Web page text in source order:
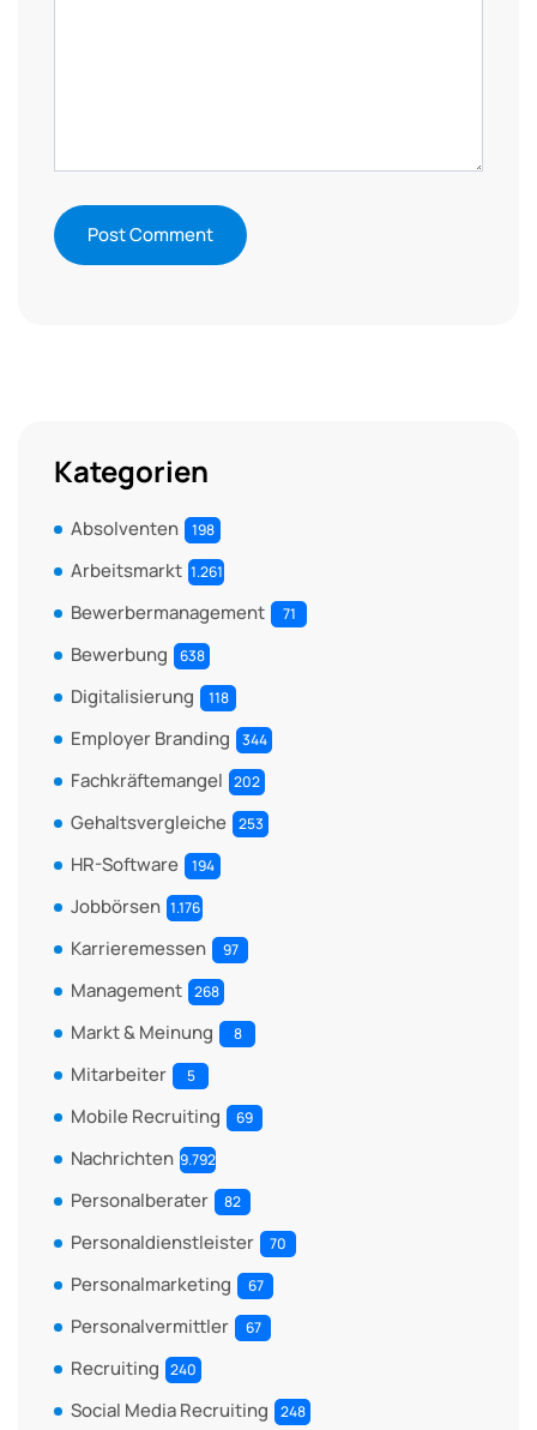
Kategorien
Absolventen 198
Arbeitsmarkt 1.261
Bewerbermanagement 71
Bewerbung 638
Digitalisierung 118
Employer Branding 344
Fachkräftemangel 202
Gehaltsvergleiche 253
HR-Software 194
Jobbörsen 1.176
Karrieremessen 97
Management 268
Markt & Meinung 8
Mitarbeiter 5
Mobile Recruiting 69
Nachrichten 9.792
Personalberater 82
Personaldienstleister 70
Personalmarketing 67
Personalvermittler 67
Recruiting 240
Social Media Recruiting 248